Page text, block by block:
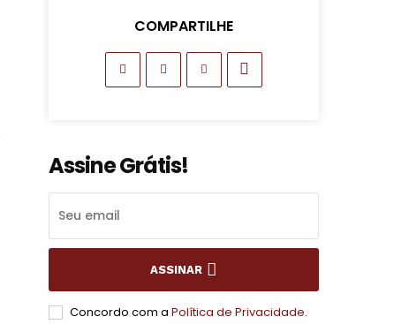
COMPARTILHE
Assine Grátis!
ASSINAR
Concordo com a Política de Privacidade.